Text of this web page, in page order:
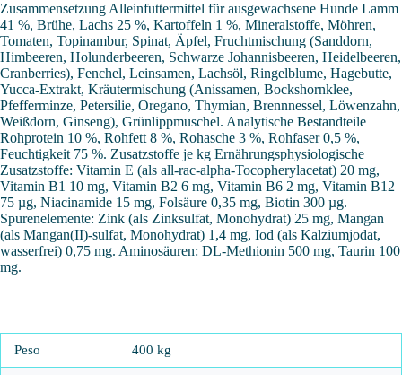
Zusammensetzung Alleinfuttermittel für ausgewachsene Hunde Lamm
41 %, Brühe, Lachs 25 %, Kartoffeln 1 %, Mineralstoffe, Möhren,
Tomaten, Topinambur, Spinat, Äpfel, Fruchtmischung (Sanddorn,
Himbeeren, Holunderbeeren, Schwarze Johannisbeeren, Heidelbeeren,
Cranberries), Fenchel, Leinsamen, Lachsöl, Ringelblume, Hagebutte,
Yucca-Extrakt, Kräutermischung (Anissamen, Bockshornklee,
Pfefferminze, Petersilie, Oregano, Thymian, Brennnessel, Löwenzahn,
Weißdorn, Ginseng), Grünlippmuschel. Analytische Bestandteile
Rohprotein 10 %, Rohfett 8 %, Rohasche 3 %, Rohfaser 0,5 %,
Feuchtigkeit 75 %. Zusatzstoffe je kg Ernährungsphysiologische
Zusatzstoffe: Vitamin E (als all-rac-alpha-Tocopherylacetat) 20 mg,
Vitamin B1 10 mg, Vitamin B2 6 mg, Vitamin B6 2 mg, Vitamin B12
75 µg, Niacinamide 15 mg, Folsäure 0,35 mg, Biotin 300 µg.
Spurenelemente: Zink (als Zinksulfat, Monohydrat) 25 mg, Mangan
(als Mangan(II)-sulfat, Monohydrat) 1,4 mg, Iod (als Kalziumjodat,
wasserfrei) 0,75 mg. Aminosäuren: DL-Methionin 500 mg, Taurin 100
mg.
Peso 400 kg